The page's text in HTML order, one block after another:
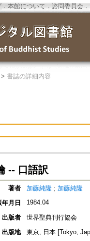
．本館について ． 諮問委員会 ．
> 書誌の詳細内容
-- 口語訳
著者 加藤純隆 ; 加藤純隆
年月日
1984.04
出版者
世界聖典刊行協会
出版地
東京, 日本 [Tokyo,